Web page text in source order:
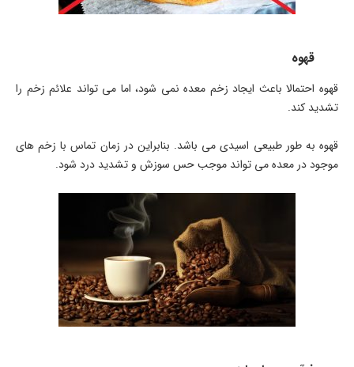
قهوه
قهوه احتمالا باعث ایجاد زخم معده نمی شود، اما می تواند علائم زخم را
تشدید کند.
قهوه به طور طبیعی اسیدی می باشد. بنابراین در زمان تماس با زخم های
موجود در معده می تواند موجب حس سوزش و تشدید درد شود.